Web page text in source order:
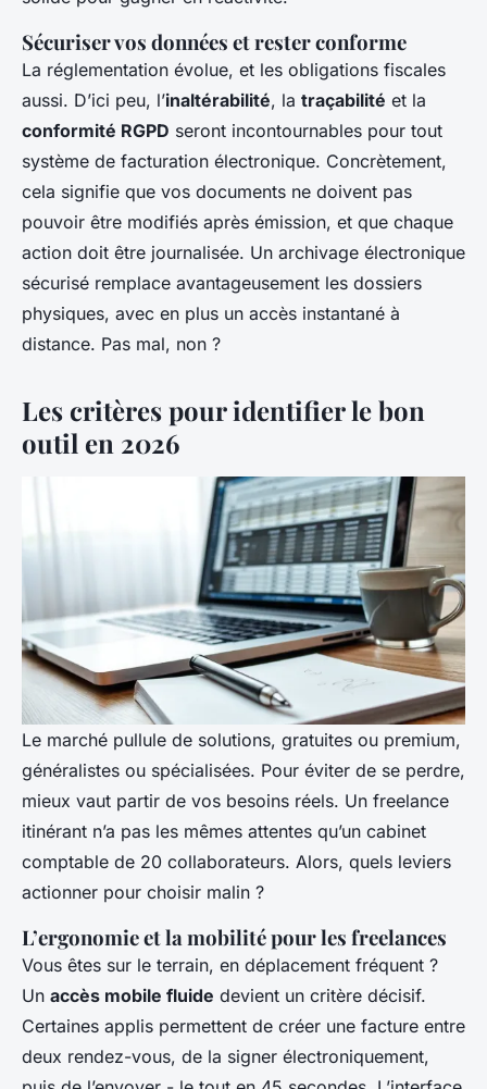
Sécuriser vos données et rester conforme
La réglementation évolue, et les obligations fiscales
aussi. D’ici peu, l’inaltérabilité, la traçabilité et la
conformité RGPD seront incontournables pour tout
système de facturation électronique. Concrètement,
cela signifie que vos documents ne doivent pas
pouvoir être modifiés après émission, et que chaque
action doit être journalisée. Un archivage électronique
sécurisé remplace avantageusement les dossiers
physiques, avec en plus un accès instantané à
distance. Pas mal, non ?
Les critères pour identifier le bon
outil en 2026
Le marché pullule de solutions, gratuites ou premium,
généralistes ou spécialisées. Pour éviter de se perdre,
mieux vaut partir de vos besoins réels. Un freelance
itinérant n’a pas les mêmes attentes qu’un cabinet
comptable de 20 collaborateurs. Alors, quels leviers
actionner pour choisir malin ?
L’ergonomie et la mobilité pour les freelances
Vous êtes sur le terrain, en déplacement fréquent ?
Un accès mobile fluide devient un critère décisif.
Certaines applis permettent de créer une facture entre
deux rendez-vous, de la signer électroniquement,